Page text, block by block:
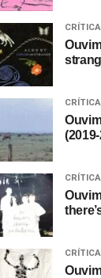
CRÍTICA
CRÍTICA
CRÍTICA
CRÍTICA